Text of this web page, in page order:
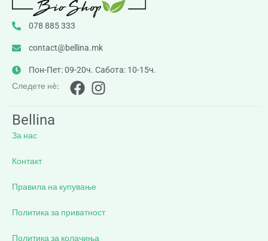
078 885 333
contact@bellina.mk
Пон-Пет: 09-20ч. Сабота: 10-15ч.
Следете нè:
Bellina
За нас
Контакт
Правила на купување
Политика за приватност
Политика за колачиња